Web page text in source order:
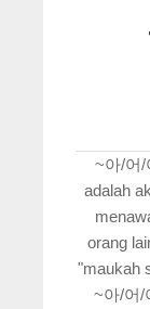
~아/어/
adalah
orang
"maukah
~아/어/